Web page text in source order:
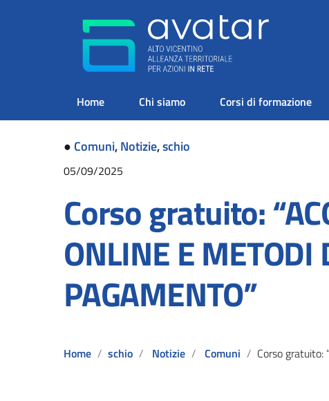
Home Chi siamo Corsi di formazione
● Comuni,Notizie,schio
05/09/2025
Corso gratuito:
ONLINE E METODI
PAGAMENTO”
Home schio Notizie Comuni Corso gratuito: “ACQUISTI SICURI ONLINE E